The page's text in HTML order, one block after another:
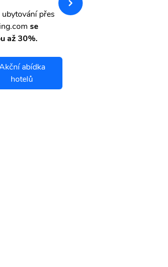
přes
se
až 30%.
abídka
hotelů
Přehledná stránka s le